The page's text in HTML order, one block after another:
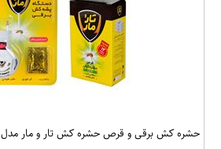
حشره کش برقی و قرص حشره کش تار و مار مدل H1-G30 مجموعه دو عددی